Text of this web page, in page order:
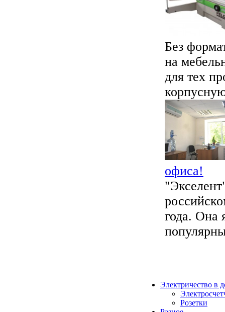
Без
на
для тех
офиса!
года. Она
Электричество в
Розетки